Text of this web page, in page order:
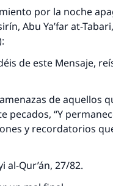
por la noche
Abu Ya’far at-
de este Mensaje,
de aquellos
pecados, “Y
y recordatorios
al-Qur’án, 27/82.